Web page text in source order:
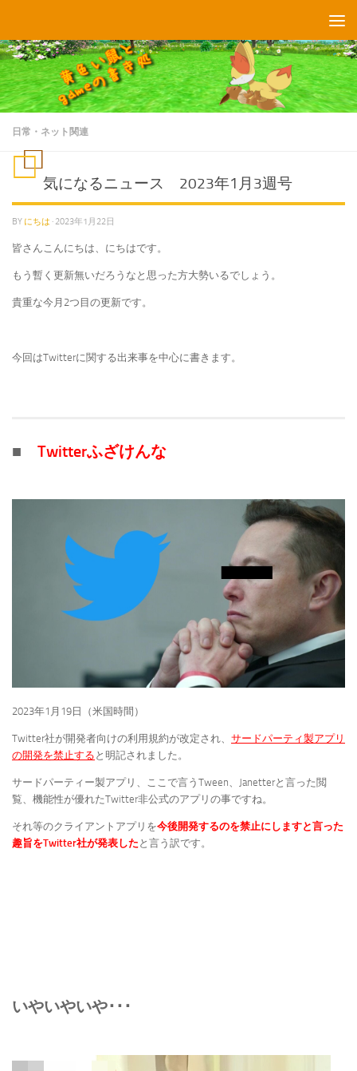
日常・ネット関連
気になるニュース 2023年1月3週号
BY にちは · 2023年1月22日
皆さんこんにちは、にちはです。
もう暫く更新無いだろうなと思った方大勢いるでしょう。
貴重な今月2つ目の更新です。
今回はTwitterに関する出来事を中心に書きます。
■ Twitterふざけんな
2023年1月19日（米国時間）
Twitter社が開発者向けの利用規約が改定され、 サードパーティ製アプリ
の開発を禁止する と明記されました。
サードパーティー製アプリ、ここで言うTween、Janetterと言った閲
覧、機能性が優れたTwitter非公式のアプリの事ですね。
それ等のクライアントアプリを今後開発するのを禁止にしますと言った
趣旨をTwitter社が発表した と言う訳です。
いやいやいや･･･